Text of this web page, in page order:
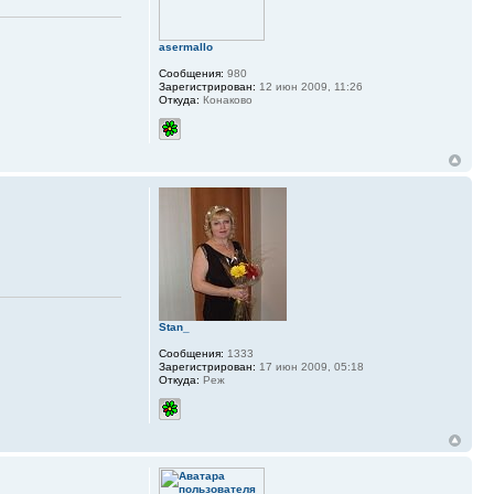
asermallo
Сообщения: 980
Зарегистрирован: 12 июн 2009, 11:26
Откуда: Конаково
Stan_
Сообщения: 1333
Зарегистрирован: 17 июн 2009, 05:18
Откуда: Реж